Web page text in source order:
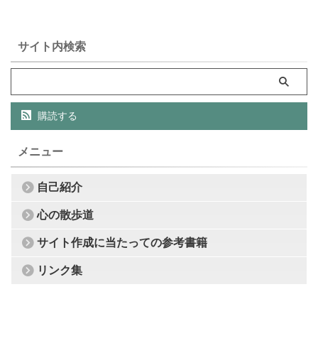
サイト内検索
購読する
メニュー
自己紹介
心の散歩道
サイト作成に当たっての参考書籍
リンク集